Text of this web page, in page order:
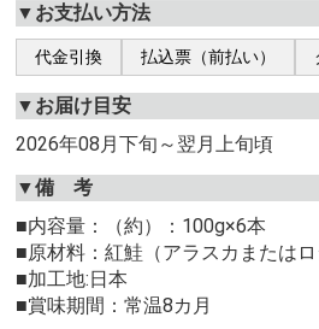
▼お支払い方法
代金引換 払込票（前払い）
▼お届け目安
2026年08月下旬～翌月上旬頃
▼備 考
■内容量：（約）：100g×6本
■原材料：紅鮭（アラスカまたは
■加工地:日本
■賞味期間：常温8カ月